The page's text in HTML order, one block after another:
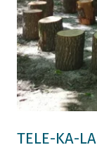
TELE-KA-